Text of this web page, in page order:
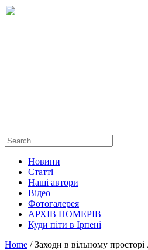
Новини
Статті
Наші автори
Відео
Фотогалерея
АРХІВ НОМЕРІВ
Куди піти в Ірпені
Home / Заходи в вільному